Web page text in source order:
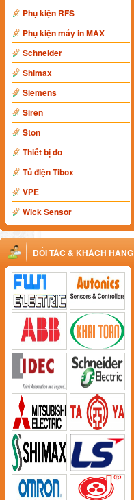
Phụ kiện RFS
Phụ kiện máy in MAX
Schneider
Shimax
Siemens
Siren
Ston
Thiết bị đo
Tủ điện Tibox
VPE
Wick Sensor
ĐỐI TÁC & KHÁCH HÀNG